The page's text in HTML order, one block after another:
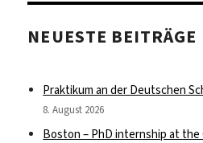
NEUESTE BEITRÄGE
Praktikum an der Deutschen
8. August 2026
Boston – PhD internship at